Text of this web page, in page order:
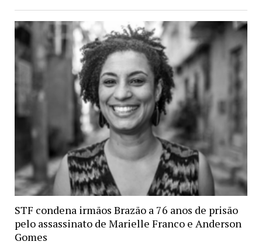
STF condena irmãos Brazão a 76 anos de prisão
pelo assassinato de Marielle Franco e Anderson
Gomes